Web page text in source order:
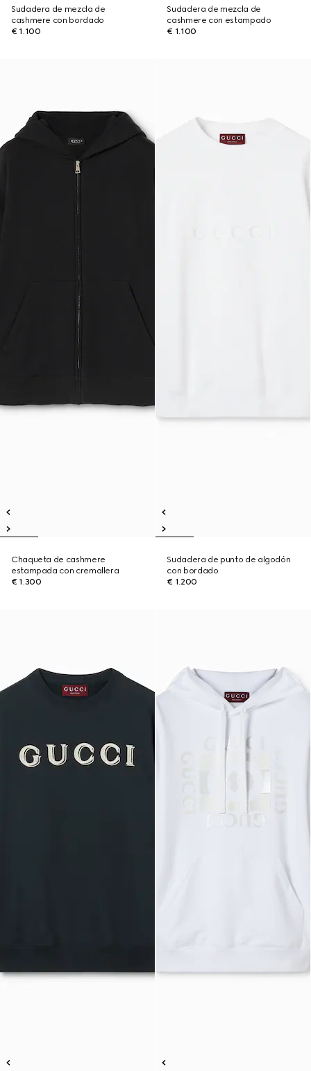
Sudadera de mezcla de
cashmere con bordado
€ 1.100
Sudadera de mezcla de
cashmere con estampado
€ 1.100
Chaqueta de cashmere
estampada con cremallera
€ 1.300
Sudadera de punto de algodón
con bordado
€ 1.200